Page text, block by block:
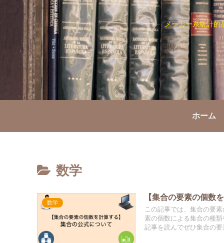
メーカー系統計的
ホーム
数学
数学
【集合の要素の個数
この記事では、集合の要
素の個数による集合の種
記事を読んでぜひ集合の